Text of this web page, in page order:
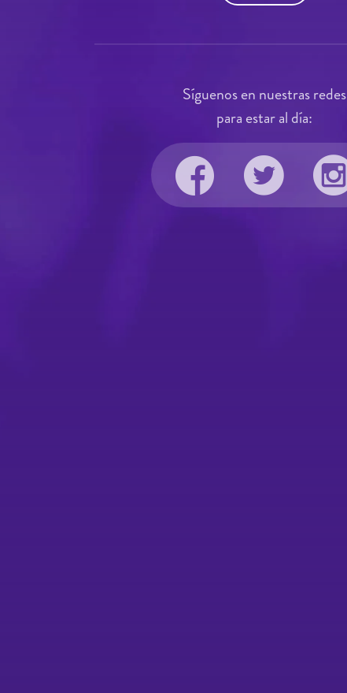
Síguenos en nuestras redes
para estar al día: